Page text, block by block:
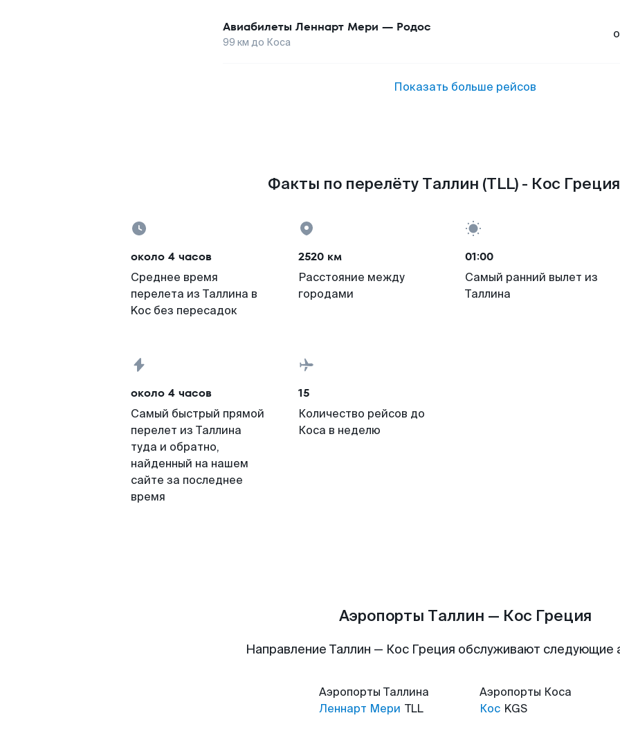
Авиабилеты Леннарт Мери — Родос
99 км до Коса
Показать больше рейсов
Факты по перелёту Таллин (TLL) - Кос Греция
около 4 часов
Среднее время
перелета из Таллина в
Koc без пересадок
2520 км
Расстояние между
городами
01:00
Самый ранний вылет из
Таллина
около 4 часов
Самый быстрый прямой
перелет из Таллина
туда и обратно,
найденный на нашем
сайте за последнее
время
15
Количество рейсов до
Коса в неделю
Аэропорты Таллин — Кос Греция
Направление Таллин — Кос Греция обслуживают следующие
Аэропорты Таллина
Леннарт Мери TLL
Аэропорты Коса
Кос KGS